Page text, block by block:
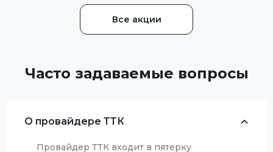
Все акции
Часто задаваемые вопросы
О провайдере ТТК
Провайдер ТТК входит в пятерку